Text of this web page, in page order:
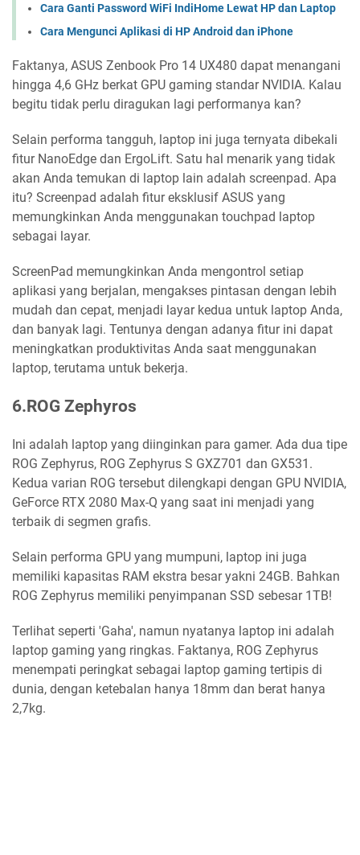
Cara Ganti Password WiFi IndiHome Lewat HP dan Laptop
Cara Mengunci Aplikasi di HP Android dan iPhone
Faktanya, ASUS Zenbook Pro 14 UX480 dapat menangani
hingga 4,6 GHz berkat GPU gaming standar NVIDIA. Kalau
begitu tidak perlu diragukan lagi performanya kan?
Selain performa tangguh, laptop ini juga ternyata dibekali
fitur NanoEdge dan ErgoLift. Satu hal menarik yang tidak
akan Anda temukan di laptop lain adalah screenpad. Apa
itu? Screenpad adalah fitur eksklusif ASUS yang
memungkinkan Anda menggunakan touchpad laptop
sebagai layar.
ScreenPad memungkinkan Anda mengontrol setiap
aplikasi yang berjalan, mengakses pintasan dengan lebih
mudah dan cepat, menjadi layar kedua untuk laptop Anda,
dan banyak lagi. Tentunya dengan adanya fitur ini dapat
meningkatkan produktivitas Anda saat menggunakan
laptop, terutama untuk bekerja.
6.ROG Zephyros
Ini adalah laptop yang diinginkan para gamer. Ada dua tipe
ROG Zephyrus, ROG Zephyrus S GXZ701 dan GX531.
Kedua varian ROG tersebut dilengkapi dengan GPU NVIDIA,
GeForce RTX 2080 Max-Q yang saat ini menjadi yang
terbaik di segmen grafis.
Selain performa GPU yang mumpuni, laptop ini juga
memiliki kapasitas RAM ekstra besar yakni 24GB. Bahkan
ROG Zephyrus memiliki penyimpanan SSD sebesar 1TB!
Terlihat seperti 'Gaha', namun nyatanya laptop ini adalah
laptop gaming yang ringkas. Faktanya, ROG Zephyrus
menempati peringkat sebagai laptop gaming tertipis di
dunia, dengan ketebalan hanya 18mm dan berat hanya
2,7kg.